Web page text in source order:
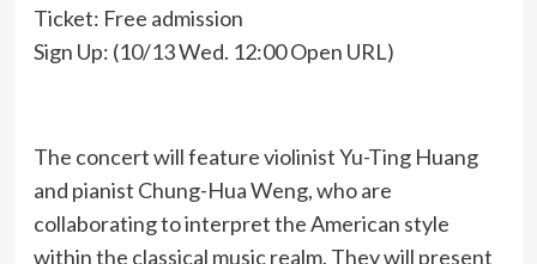
Ticket: Free admission
Sign Up: (10/13 Wed. 12:00 Open URL)
The concert will feature violinist Yu-Ting Huang
and pianist Chung-Hua Weng, who are
collaborating to interpret the American style
within the classical music realm. They will present